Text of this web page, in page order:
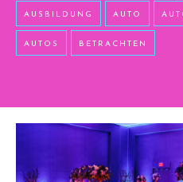
AUSBILDUNG AUTO
AUTOS BETRACHTEN